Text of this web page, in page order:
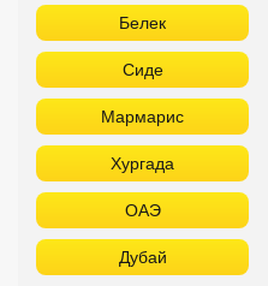
Белек
Сиде
Мармарис
Хургада
ОАЭ
Дубай